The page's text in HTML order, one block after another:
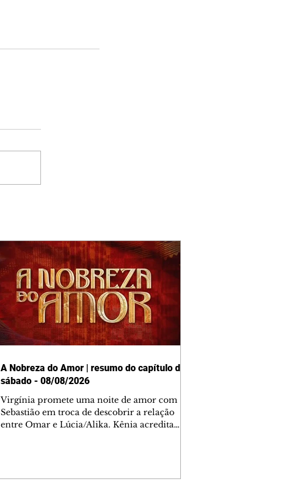
A Nobreza do Amor | resumo do capítulo de
sábado - 08/08/2026
Virgínia promete uma noite de amor com
Sebastião em troca de descobrir a relação
entre Omar e Lúcia/Alika. Kênia acredita